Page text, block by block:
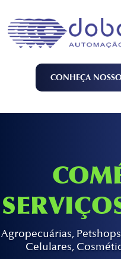
CONHEÇA
Agropecuárias,
Celulares,